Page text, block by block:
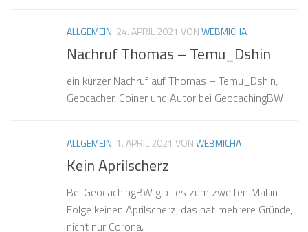
❅
❅
❅
❅
❅
❅
ALLGEMEIN 24. APRIL 2021 VONWEBMICHA
Nachruf Thomas – Temu_Dshin
ein kurzer Nachruf auf Thomas – Temu_Dshin,
Geocacher, Coiner und Autor bei GeocachingBW
ALLGEMEIN 1. APRIL 2021 VONWEBMICHA
Kein Aprilscherz
Bei GeocachingBW gibt es zum zweiten Mal in
Folge keinen Aprilscherz, das hat mehrere Gründe,
nicht nur Corona.